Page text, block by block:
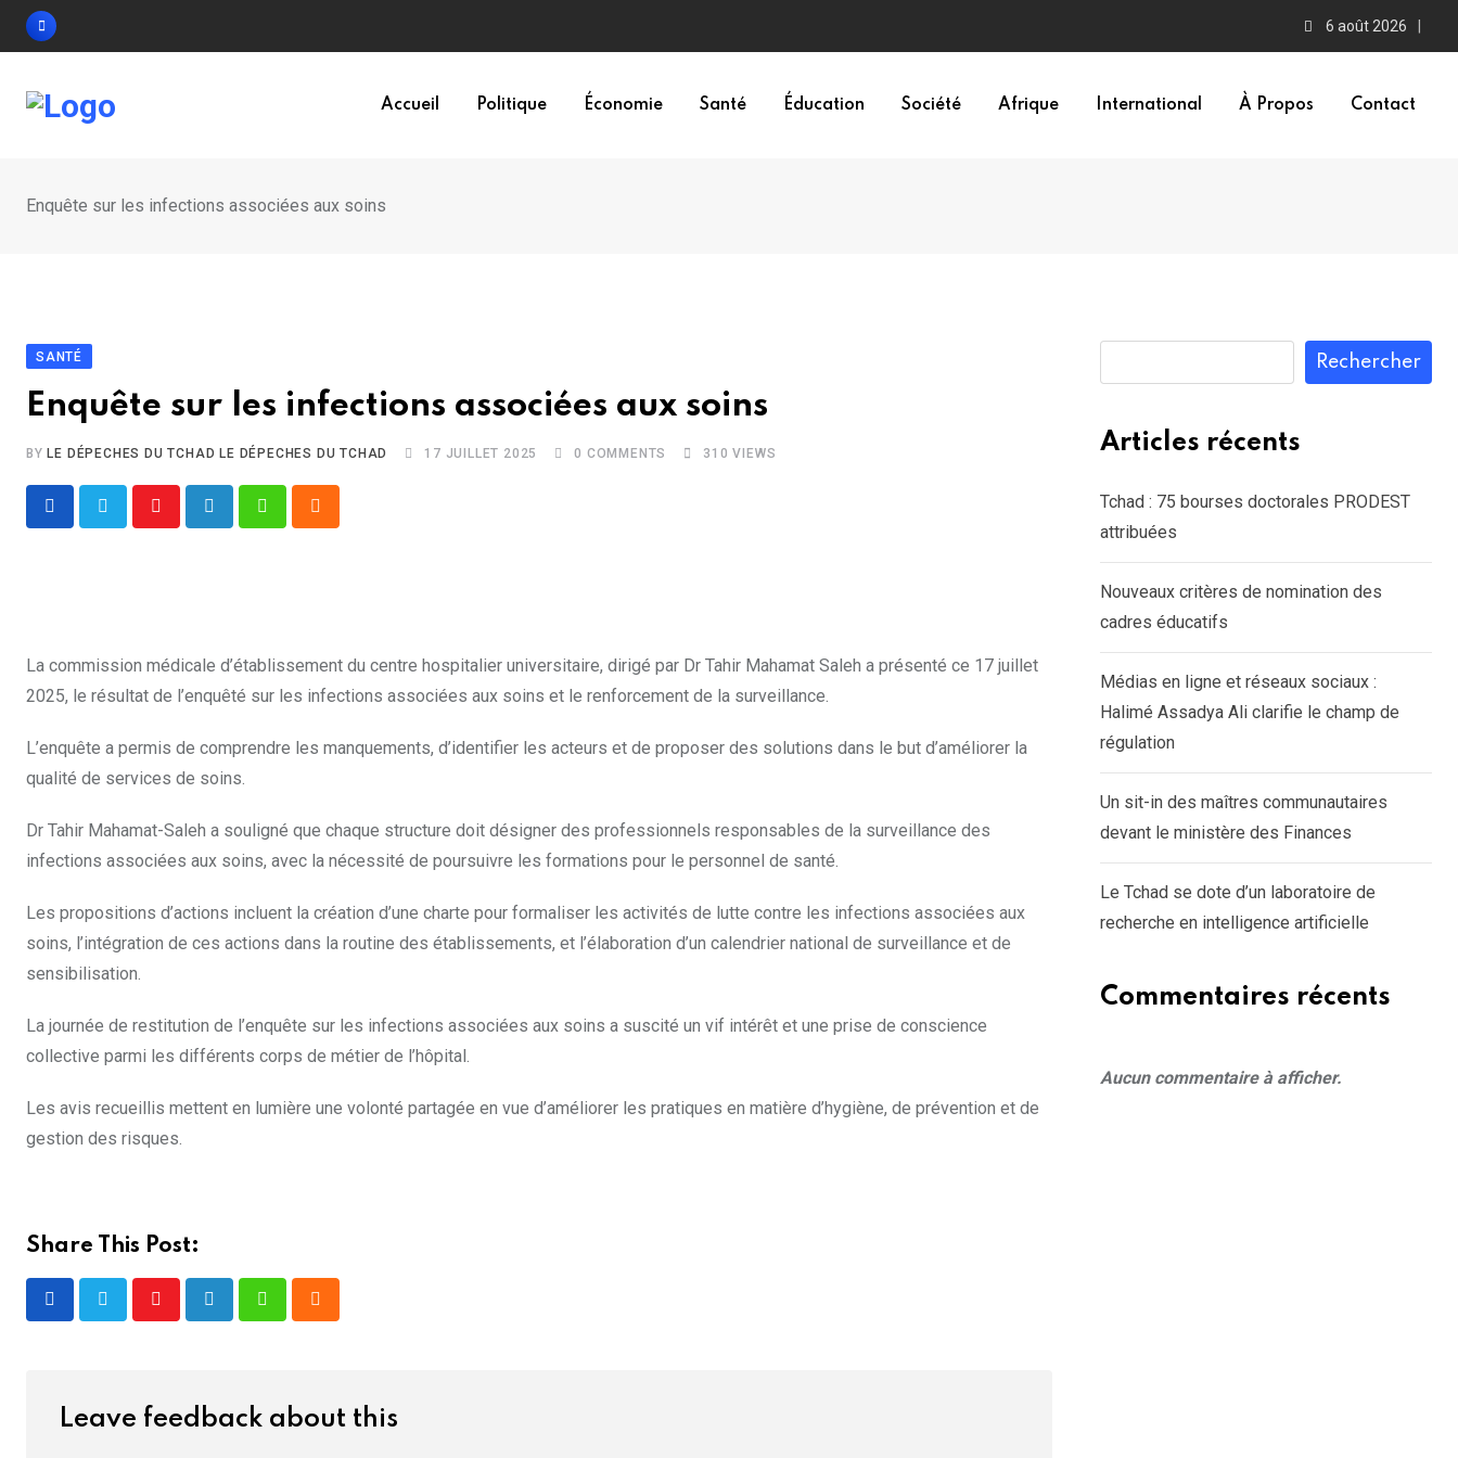
Skip
6 août 2026
Accueil Politique Économie Santé Éducation Société Afrique International À Propos Contact
Enquête sur les infections associées aux soins
SANTÉ
Enquête sur les infections associées aux soins
BY LE DÉPECHES DU TCHAD LE DÉPECHES DU TCHAD 17 JUILLET 2025 0 COMMENTS 310 VIEWS
La commission médicale d’établissement du centre hospitalier universitaire, dirigé par Dr Tahir Mahamat Saleh a présenté ce 17 juillet
2025, le résultat de l’enquêté sur les infections associées aux soins et le renforcement de la surveillance.
L’enquête a permis de comprendre les manquements, d’identifier les acteurs et de proposer des solutions dans le but d’améliorer la
qualité de services de soins.
Dr Tahir Mahamat-Saleh a souligné que chaque structure doit désigner des professionnels responsables de la surveillance des
infections associées aux soins, avec la nécessité de poursuivre les formations pour le personnel de santé.
Les propositions d’actions incluent la création d’une charte pour formaliser les activités de lutte contre les infections associées aux
soins, l’intégration de ces actions dans la routine des établissements, et l’élaboration d’un calendrier national de surveillance et de
sensibilisation.
La journée de restitution de l’enquête sur les infections associées aux soins a suscité un vif intérêt et une prise de conscience
collective parmi les différents corps de métier de l’hôpital.
Les avis recueillis mettent en lumière une volonté partagée en vue d’améliorer les pratiques en matière d’hygiène, de prévention et de
gestion des risques.
Share This Post:
Leave feedback about this
Rechercher
Articles récents
Tchad : 75 bourses doctorales PRODEST
attribuées
Nouveaux critères de nomination des
cadres éducatifs
Médias en ligne et réseaux sociaux :
Halimé Assadya Ali clarifie le champ de
régulation
Un sit-in des maîtres communautaires
devant le ministère des Finances
Le Tchad se dote d’un laboratoire de
recherche en intelligence artificielle
Commentaires récents
Aucun commentaire à afficher.